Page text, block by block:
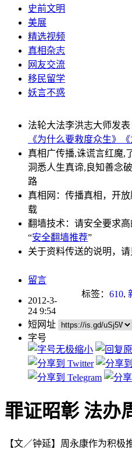
史前文明
美展
精选视频
真相杂志
网友交流
移民留学
妖言不惑
法轮大法李洪志大师发表
《为什么要救度众生》
真相广传播,诛谎言红魔,
洞悉人生真谛,良知善念
路
真相网：传播真相，开
载
翻墙技术：请安全要求
“安全翻墙推荐”
关于资料传送的说明，请
留言
标签： 610,
2012-3-
24 9:54
短网址
字号
罪证昭彰 法办
【文／钟延】周永康作为积极